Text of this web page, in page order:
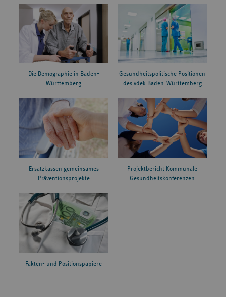
Die Demographie in Baden-
Württemberg
Gesundheitspolitische Positionen
des vdek Baden-Württemberg
Ersatzkassen gemeinsames
Präventionsprojekte
Projektbericht Kommunale
Gesundheitskonferenzen
Fakten- und Positionspapiere